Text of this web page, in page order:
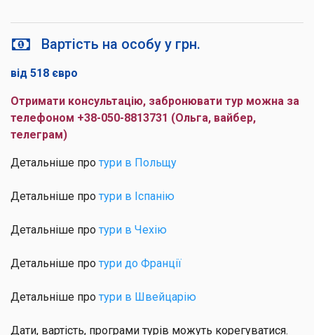
Вартість на особу у грн.
від 518 євро
Отримати консультацію, забронювати тур можна за
телефоном +38-050-8813731 (Ольга, вайбер,
телеграм)
Детальніше про тури в Польщу
Детальніше про тури в Іспанію
Детальніше про тури в Чехію
Детальніше про тури до Франції
Детальніше про тури в Швейцарію
Дати, вартість, програми турів можуть корегуватися.